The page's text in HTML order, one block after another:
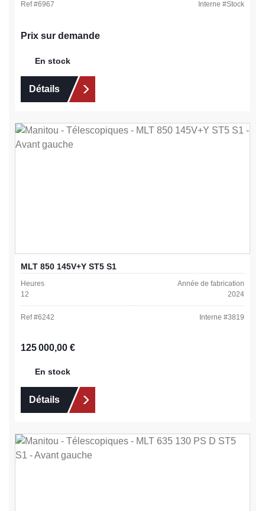
Ref #6967 Interne #Stock
Prix sur demande
En stock
Détails
MLT 850 145V+Y ST5 S1
Heures
12
Année de fabrication
2024
Ref #6242 Interne #3819
Prix régulier :
125 000,00 €
En stock
Détails